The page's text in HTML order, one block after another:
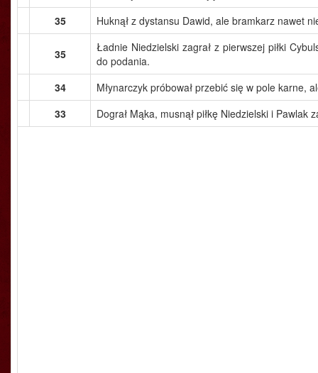
35
Huknął z dystansu Dawid, ale bramkarz nawet
35
Ładnie Niedzielski zagrał z pierwszej piłki
do podania.
34
Młynarczyk próbował przebić się w pole karne,
33
Dograł Mąka, musnął piłkę Niedzielski i Pawlak